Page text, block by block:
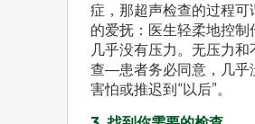
症，那超声检查的过程可
的爱抚：医生轻柔地控制
几乎没有压力。无压力和
查—患者务必同意，几乎
害怕或推迟到“以后”。